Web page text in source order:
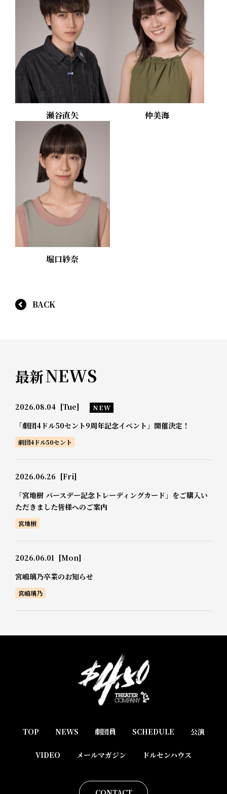
瀬谷直矢 仲美海
堀口紗奈
BACK
最新NEWS
2026.08.04 [Tue] NEW
「劇団4ドル50セント9周年記念イベント」開催決定！
劇団4ドル50セント
2026.06.26 [Fri]
「宮地樹 バースデー記念トレーディングカード」をご購入い
ただきました皆様へのご案内
宮地樹
2026.06.01 [Mon]
宮嶋璃乃卒業のお知らせ
宮嶋璃乃
TOP NEWS 劇団員 SCHEDULE 公演
VIDEO メールマガジン ドルセンハウス